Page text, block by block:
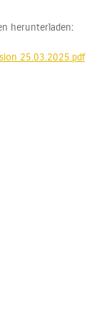
herunterladen:
25.03.2025.pdf